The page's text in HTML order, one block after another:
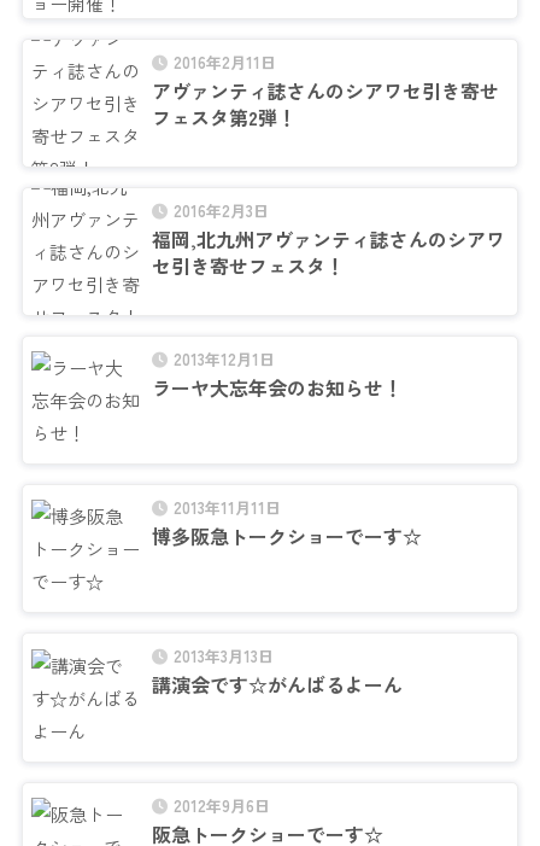
2016年2月11日
アヴァンティ誌さんのシアワセ引き寄せ
フェスタ第2弾！
2016年2月3日
福岡,北九州アヴァンティ誌さんのシアワ
セ引き寄せフェスタ！
2013年12月1日
ラーヤ大忘年会のお知らせ！
2013年11月11日
博多阪急トークショーでーす☆
2013年3月13日
講演会です☆がんばるよーん
2012年9月6日
阪急トークショーでーす☆